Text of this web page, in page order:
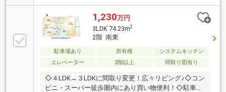
企救丘駅、JR志井公園駅までともに徒歩７分とダブル
アクセス可能です○小学校は徒歩１０分程度と毎日の
通学に便利です○食材の調達に便利なスーパーやコン
ビニ、日用品のまとめ買いに便利なドラッグストアが
徒歩８分圏内と日々のお買い物に困りません【当社自
慢のワンストップサービス】・当社在籍スタッフはリ
フォーム、ローンに関するエキスパート！・物件購入
探しながら、ご自宅の売却が並行して行えます！
1,230万円
3LDK 74.23m2
2階 南東
駐車場あり 所有権
システムキッチン
エレベーター
2階以上 間取り図有り
◇４LDK→３LDKに間取り変更！広々リビング♪◇コン
ビニ・スーパー徒歩圏内にあり買い物便利！◇駐車場